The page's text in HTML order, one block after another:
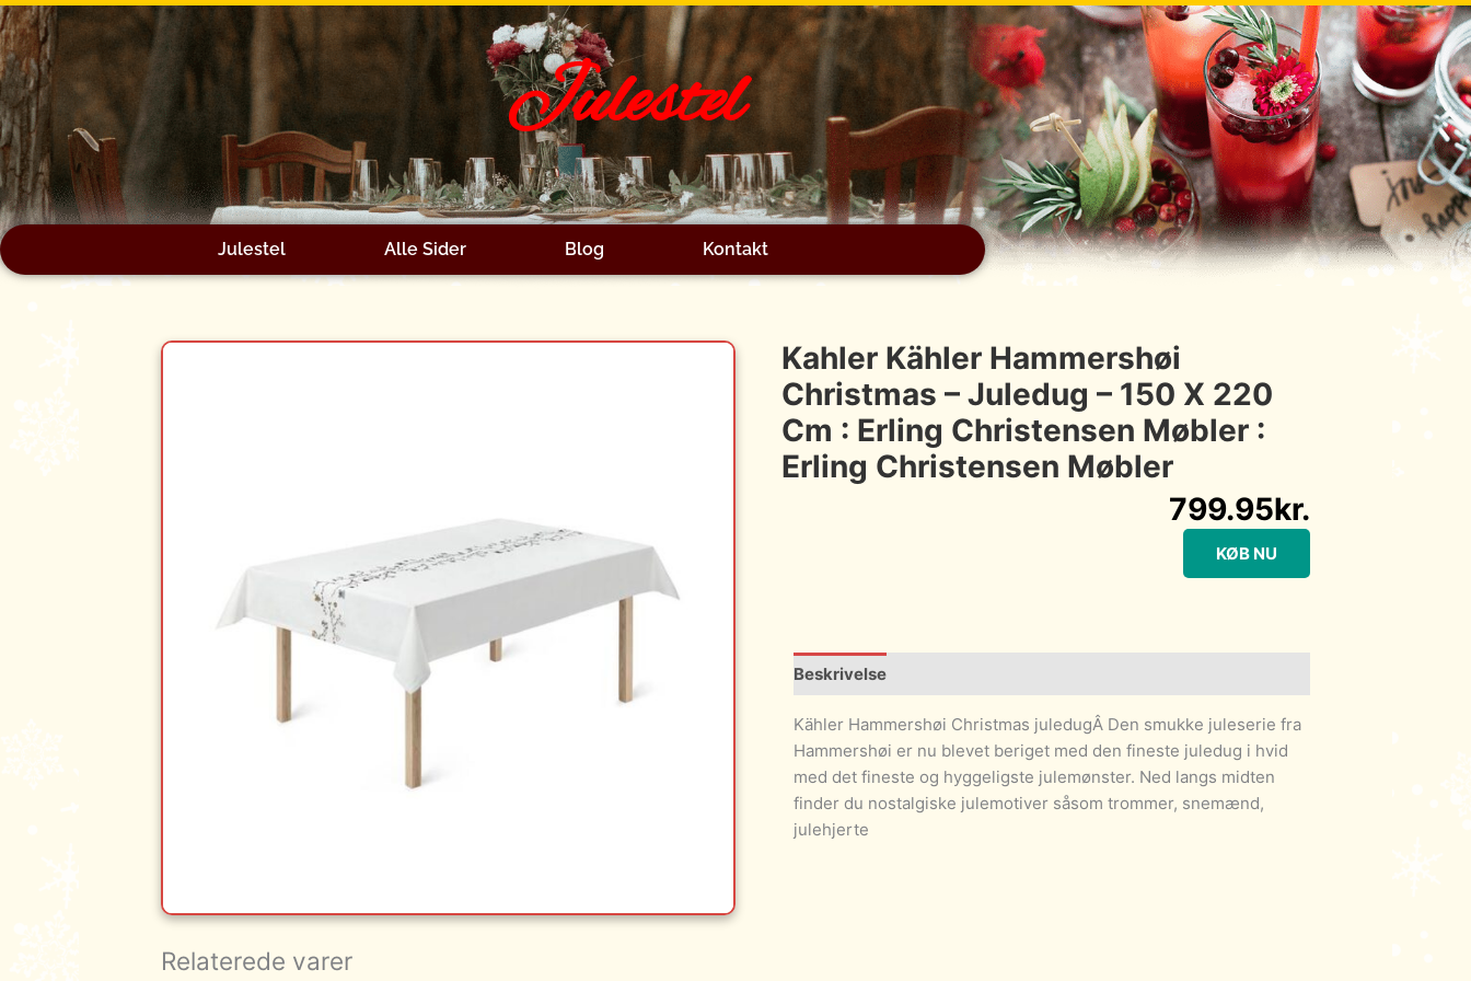
Gå
til
indholdet
Julestel
Julestel Alle Sider Blog Kontakt
Kahler Kähler Hammershøi
Christmas – Juledug – 150 X 220
Cm : Erling Christensen Møbler :
Erling Christensen Møbler
799.95kr.
KØB NU
Beskrivelse
Kähler Hammershøi Christmas juledugÂ Den smukke juleserie fra
Hammershøi er nu blevet beriget med den fineste juledug i hvid
med det fineste og hyggeligste julemønster. Ned langs midten
finder du nostalgiske julemotiver såsom trommer, snemænd,
julehjerte
Relaterede varer